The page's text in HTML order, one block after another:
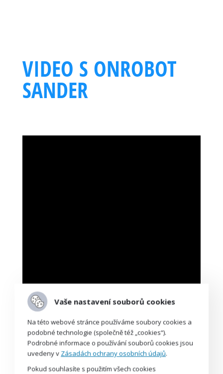
VIDEO S ONROBOT
SANDER
Vaše nastavení souborů cookies
Na této webové stránce používáme soubory cookies a
podobné technologie (společně též „cookies“).
Podrobné informace o používání souborů cookies jsou
uvedeny v Zásadách ochrany osobních údajů.
Pokud souhlasíte s použitím všech cookies